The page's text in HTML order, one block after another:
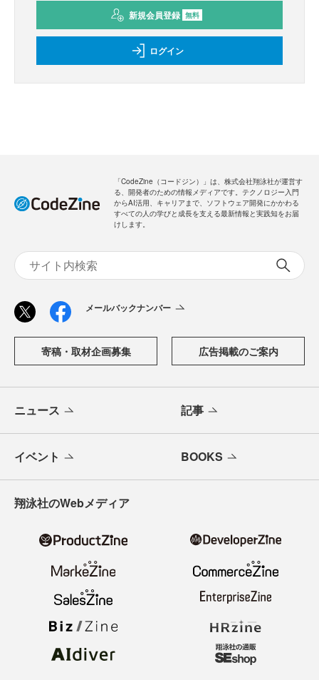
新規会員登録 無料
ログイン
「CodeZine（コードジン）」は、株式会社翔泳社が運営す
る、開発者のための情報メディアです。テクノロジー入門
からAI活用、キャリアまで、ソフトウェア開発にかかわる
すべての人の学びと成長を支える最新情報と実践知をお届
けします。
メールバックナンバー
寄稿・取材企画募集 広告掲載のご案内
ニュース 記事
イベント BOOKS
翔泳社のWebメディア